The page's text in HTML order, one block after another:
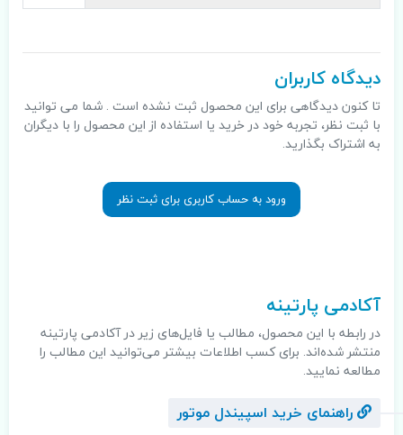
دیدگاه کاربران
تا کنون دیدگاهی برای این محصول ثبت نشده است . شما می توانید
با ثبت نظر، تجربه خود در خرید یا استفاده از این محصول را با دیگران
به اشتراک بگذارید.
ورود به حساب کاربری برای ثبت نظر
آکادمی پارتینه
در رابطه با این محصول، مطالب یا فایل‌های زیر در آکادمی پارتینه
منتشر شده‌اند. برای کسب اطلاعات بیشتر می‌توانید این مطالب را
مطالعه نمایید.
راهنمای خرید اسپیندل موتور